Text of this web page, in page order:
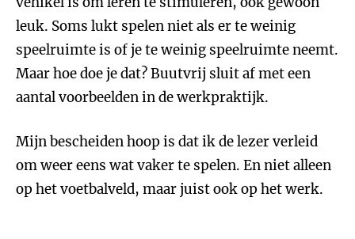
leuk. Soms lukt spelen niet als er te weinig
speelruimte is of je te weinig speelruimte neemt.
Maar hoe doe je dat? Buutvrij sluit af met een
aantal voorbeelden in de werkpraktijk.
Mijn bescheiden hoop is dat ik de lezer verleid
om weer eens wat vaker te spelen. En niet alleen
op het voetbalveld, maar juist ook op het werk.